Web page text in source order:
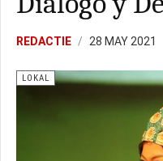
REDACTIE 28 MAY 2021
LOKAL